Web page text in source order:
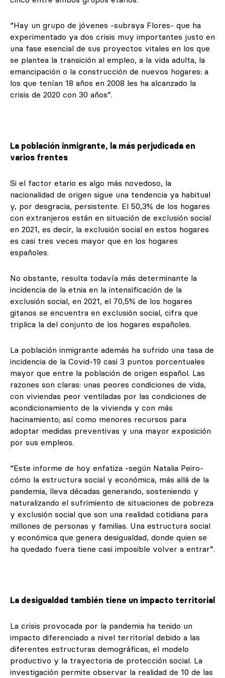
“Hay un grupo de jóvenes -subraya Flores- que ha
experimentado ya dos crisis muy importantes justo en
una fase esencial de sus proyectos vitales en los que
se plantea la transición al empleo, a la vida adulta, la
emancipación o la construcción de nuevos hogares: a
los que tenían 18 años en 2008 les ha alcanzado la
crisis de 2020 con 30 años”.
La población inmigrante, la más perjudicada en
varios frentes
Si el factor etario es algo más novedoso, la
nacionalidad de origen sigue una tendencia ya habitual
y, por desgracia, persistente. El 50,3% de los hogares
con extranjeros están en situación de exclusión social
en 2021, es decir, la exclusión social en estos hogares
es casi tres veces mayor que en los hogares
españoles.
No obstante, resulta todavía más determinante la
incidencia de la etnia en la intensificación de la
exclusión social, en 2021, el 70,5% de los hogares
gitanos se encuentra en exclusión social, cifra que
triplica la del conjunto de los hogares españoles.
La población inmigrante además ha sufrido una tasa de
incidencia de la Covid-19 casi 3 puntos porcentuales
mayor que entre la población de origen español. Las
razones son claras: unas peores condiciones de vida,
con viviendas peor ventiladas por las condiciones de
acondicionamiento de la vivienda y con más
hacinamiento; así como menores recursos para
adoptar medidas preventivas y una mayor exposición
por sus empleos.
“Este informe de hoy enfatiza -según Natalia Peiro-
cómo la estructura social y económica, más allá de la
pandemia, lleva décadas generando, sosteniendo y
naturalizando el sufrimiento de situaciones de pobreza
y exclusión social que son una realidad cotidiana para
millones de personas y familias. Una estructura social
y económica que genera desigualdad, donde quien se
ha quedado fuera tiene casi imposible volver a entrar”.
La desigualdad también tiene un impacto territorial
La crisis provocada por la pandemia ha tenido un
impacto diferenciado a nivel territorial debido a las
diferentes estructuras demográficas, el modelo
productivo y la trayectoria de protección social. La
investigación permite observar la realidad de 10 de las